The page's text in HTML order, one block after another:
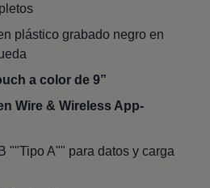
plástico grabado negro en
a color de 9”
Wire & Wireless App-
""Tipo A"" para datos y carga